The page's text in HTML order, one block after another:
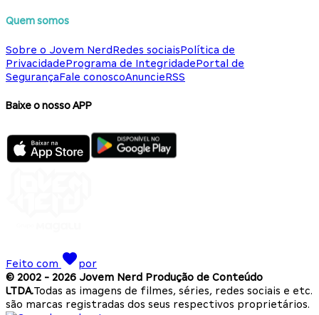
Quem somos
Sobre o Jovem NerdRedes sociaisPolítica de
PrivacidadePrograma de IntegridadePortal de
SegurançaFale conoscoAnuncieRSS
Baixe o nosso APP
Feito com
por
© 2002 - 2026 Jovem Nerd Produção de Conteúdo
LTDA.Todas as imagens de filmes, séries, redes sociais e etc.
são marcas registradas dos seus respectivos proprietários.